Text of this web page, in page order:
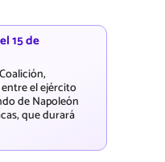
15 de
el ejército
de Napoleón
que durará